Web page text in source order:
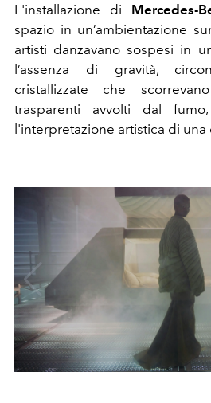
L'installazione di Mercedes-
spazio in un’ambientazione
artisti danzavano sospesi in
l’assenza di gravità,
cristallizzate che
trasparenti avvolti dal
l'interpretazione artistica di una